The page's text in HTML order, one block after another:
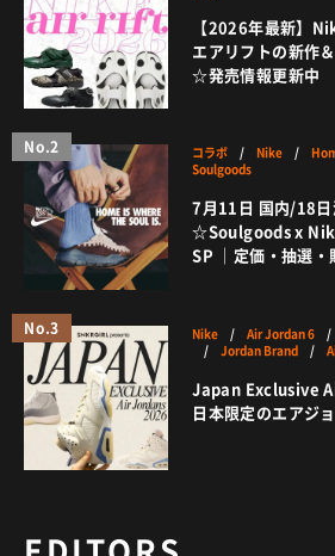
【2026年最新】
エアリフトの新作
☆発売情報更新中
No.2 コラボ / Nike /
Soulgoods
7月11日 国内/18
☆Soulgoods x
SP ｜定価・抽選・
No.3 Nike /Air Jordan 6 /
/Jordan Brand /
Japan Exclusive
日本限定のエアジ